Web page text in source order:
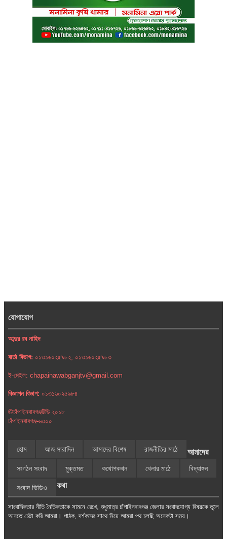
যোগাযোগ
আব্দুর রব নাহিদ
বার্তা বিভাগ: ০১৩১৬০২৫৯৮২, ০১৩১৬০২৫৯৮৩
ই-মেইল: chapainawabganjtv@gmail.com
বিজ্ঞাপন বিভাগ: ০১৩১৬০২৫৯৮৪
©চাঁপাইনবাবগঞ্জটিভি ২০১৮
চাঁপাইনবাবগঞ্জ-৬৩০০
হোম আজ সারাদিন আমাদের বিশেষ রাজনীতির মাঠে
সংগঠন সংবাদ মুক্তমত কথোপকথন খেলার মাঠে বিদ্যাঙ্গন
সংবাদ ভিডিও
আমাদের
কথা
সাংবাদিকতার নীতি নৈতিকতাকে সামনে রেখে, শুধুমাত্র চাঁপাইনবাবগঞ্জ জেলার সংবাদযোগ্য বিষয়কে তুলে
আনতে চেষ্টা করি আমরা। পাঠক, দর্শকদের সাথে নিয়ে আমরা পথ চলছি অনেকটা সময়।